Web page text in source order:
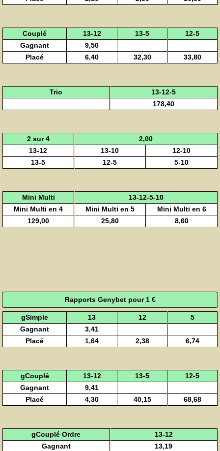
Couplé 13-12 13-5
12-5
Gagnant
9,50
Placé
6,40 32,30 33,80
Trio
13-12-5
178,40
2 sur 4
2,00
13-12
13-10
12-10
13-5
12-5 5-10
Mini Multi
13-12-5-10
Mini Multi en 4
Mini Multi en 5
Mini Multi en 6
129,00
25,80 8,60
Rapports Genybet pour 1 €
gSimple 13 12
5
Gagnant
3,41
Placé
1,64 2,38 6,74
gCouplé 13-12 13-5
12-5
Gagnant
9,41
Placé
4,30 40,15 68,68
gCouplé Ordre
13-12
Gagnant
13,19